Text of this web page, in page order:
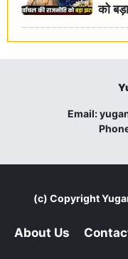
को
Email:
(c) Copyright
About Us